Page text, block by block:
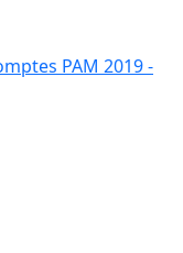
PAM 2019 -